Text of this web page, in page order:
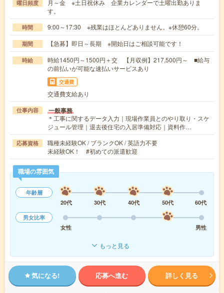
曜日頻度
月～金 ※土日祝休み 企業カレンダーで土曜出勤ありま
す。
時間 9:00～17:30 ※残業はほとんどありません。※休憩60分。
期間 【急募】即日～長期 ※開始日はご相談可能です！
時給
時給1450円～1500円＋交 【月収例】217,500円～ ■給与
の前払いが可能な速払いサービスあり
交通費
交通費支給あり
仕事内容 一般事務
＊工事に関するデータ入力｜現場作業員とのやり取り・スケ
ジュール管理｜退去後住宅の入居準備対応｜資料作…
応募資格
職種未経験OK / ブランクOK / 英語力不要
未経験OK！ #初めての派遣歓迎
職場の雰囲気
年齢層
20代
30代 40代 50代
60代
男女比率
女性
男性
もっと見る
気になる! 応募へ進む 詳しく見る